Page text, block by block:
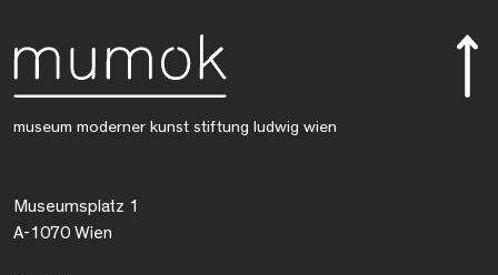
museum moderner kunst stiftung ludwig wien
Museumsplatz 1
A-1070 Wien